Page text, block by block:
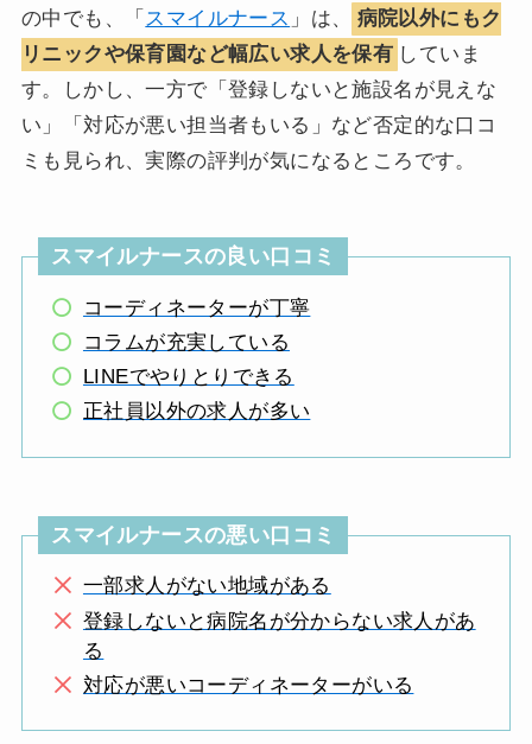
の中でも、「 スマイルナース 」は、
病院以外にもク
リニックや保育園など幅広い求人を保有 していま
す。しかし、一方で「登録しないと施設名が見えな
い」「対応が悪い担当者もいる」など否定的な口コ
ミも見られ、実際の評判が気になるところです。
スマイルナースの良い口コミ
コーディネーターが丁寧
コラムが充実している
LINEでやりとりできる
正社員以外の求人が多い
スマイルナースの悪い口コミ
一部求人がない地域がある
登録しないと病院名が分からない求人があ
る
対応が悪いコーディネーターがいる